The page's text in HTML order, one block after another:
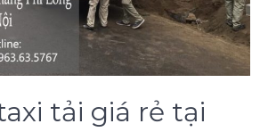
tải giá rẻ tại